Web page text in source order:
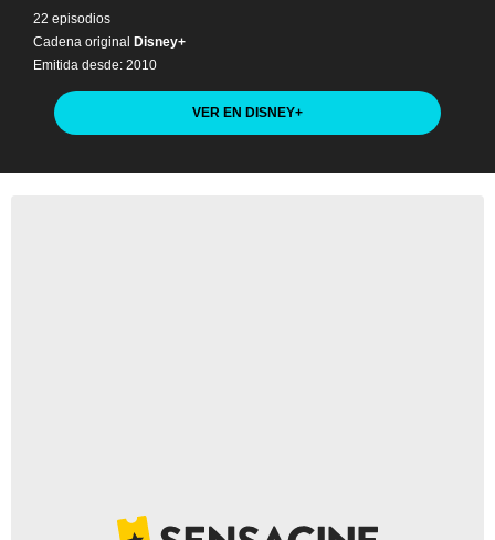
22 episodios
Cadena original Disney+
Emitida desde: 2010
VER EN DISNEY+